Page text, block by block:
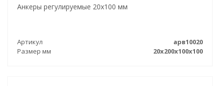
Анкеры регулируемые 20х100 мм
Артикул
арв10020
Размер мм
20x200x100x100